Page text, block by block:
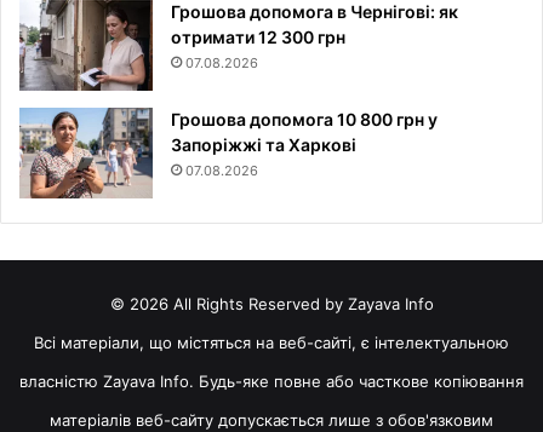
Грошова допомога в Чернігові: як
отримати 12 300 грн
07.08.2026
Грошова допомога 10 800 грн у
Запоріжжі та Харкові
07.08.2026
© 2026 All Rights Reserved by Zayava Info
Всі матеріали, що містяться на веб-сайті, є інтелектуальною
власністю Zayava Info. Будь-яке повне або часткове копіювання
матеріалів веб-сайту допускається лише з обов'язковим